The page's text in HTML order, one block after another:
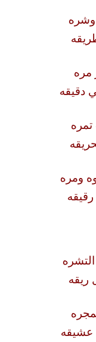
وشره
مره
دقيقه
ومره
ريقه
عشيقه